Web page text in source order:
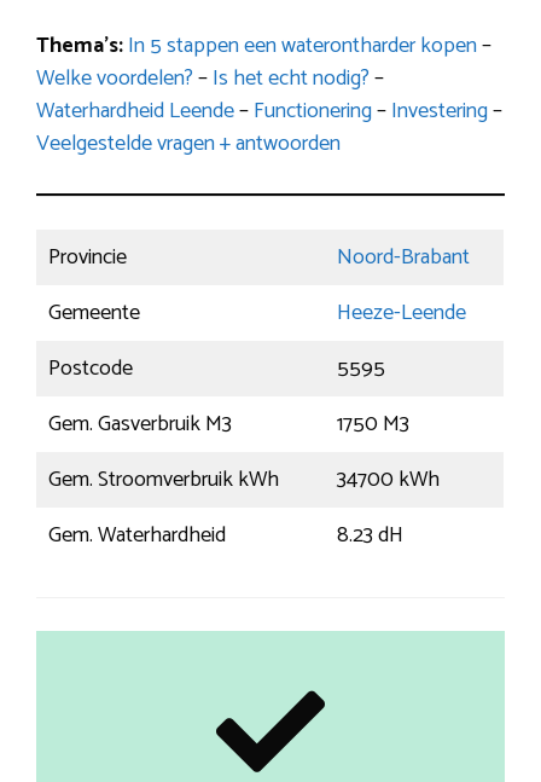
Thema’s:In 5 stappen een waterontharder kopen–
Welke voordelen?–Is het echt nodig?–
Waterhardheid Leende–Functionering–Investering–
Veelgestelde vragen + antwoorden
Provincie
Noord-Brabant
Gemeente
Heeze-Leende
Postcode
5595
Gem. Gasverbruik M3
1750 M3
Gem. Stroomverbruik kWh
34700 kWh
Gem. Waterhardheid
8.23 dH